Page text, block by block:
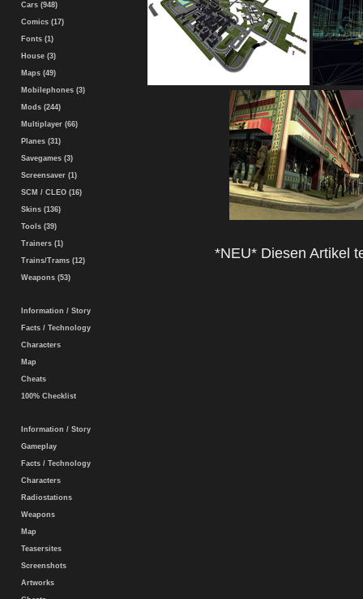
Cars (948)
Comics (17)
Fonts (1)
House (3)
Maps (49)
Mobilephones (3)
Mods (244)
Multiplayer (66)
Planes (31)
Savegames (3)
Screensaver (1)
SCM / CLEO (16)
Skins (136)
Tools (39)
Trainers (1)
Trains/Trams (12)
Weapons (53)
Information / Story
Facts / Technology
Characters
Map
Cheats
100% Checklist
Information / Story
Gameplay
Facts / Technology
Characters
Radiostations
Weapons
Map
Teasersites
Screenshots
Artworks
*NEU* Diesen Artikel